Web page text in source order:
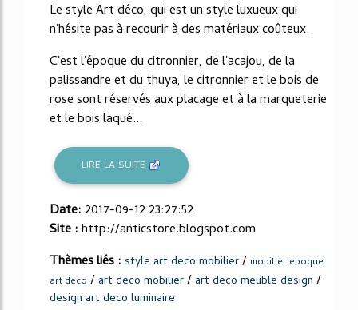
Le style Art déco, qui est un style luxueux qui
n'hésite pas à recourir à des matériaux coûteux.
C'est l'époque du citronnier, de l'acajou, de la
palissandre et du thuya, le citronnier et le bois de
rose sont réservés aux placage et à la marqueterie
et le bois laqué...
LIRE LA SUITE
Date: 2017-09-12 23:27:52
Site :http://anticstore.blogspot.com
Thèmes liés : style art deco mobilier/ mobilier epoque
art deco /art deco mobilier/art deco meuble design /
design art deco luminaire